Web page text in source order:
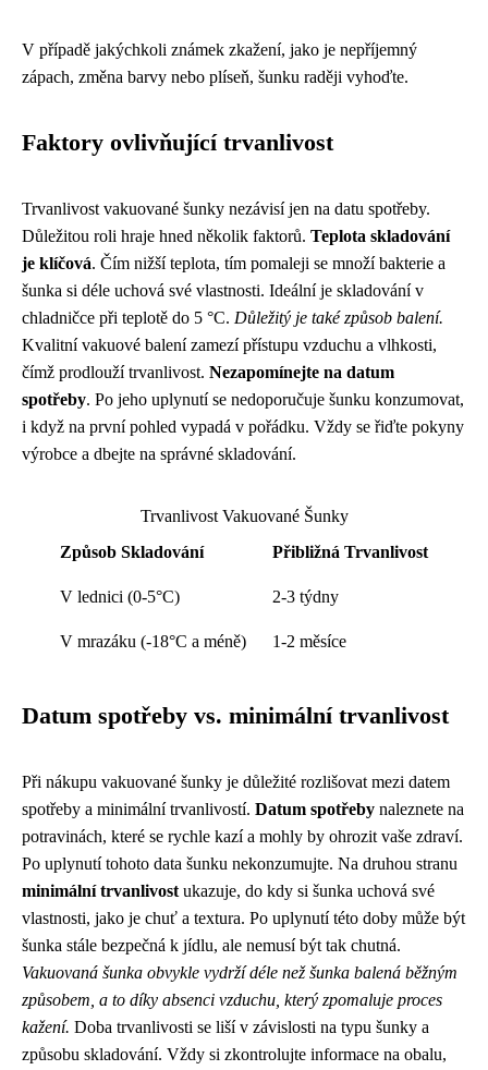
V případě jakýchkoli známek zkažení, jako je nepříjemný
zápach, změna barvy nebo plíseň, šunku raději vyhoďte.
Faktory ovlivňující trvanlivost
Trvanlivost vakuované šunky nezávisí jen na datu spotřeby.
Důležitou roli hraje hned několik faktorů. Teplota skladování
je klíčová. Čím nižší teplota, tím pomaleji se množí bakterie a
šunka si déle uchová své vlastnosti. Ideální je skladování v
chladničce při teplotě do 5 °C. Důležitý je také způsob balení.
Kvalitní vakuové balení zamezí přístupu vzduchu a vlhkosti,
čímž prodlouží trvanlivost. Nezapomínejte na datum
spotřeby. Po jeho uplynutí se nedoporučuje šunku konzumovat,
i když na první pohled vypadá v pořádku. Vždy se řiďte pokyny
výrobce a dbejte na správné skladování.
Trvanlivost Vakuované Šunky
Způsob Skladování
Přibližná Trvanlivost
V lednici (0-5°C) 2-3 týdny
V mrazáku (-18°C a méně) 1-2 měsíce
Datum spotřeby vs. minimální trvanlivost
Při nákupu vakuované šunky je důležité rozlišovat mezi datem
spotřeby a minimální trvanlivostí. Datum spotřeby naleznete na
potravinách, které se rychle kazí a mohly by ohrozit vaše zdraví.
Po uplynutí tohoto data šunku nekonzumujte. Na druhou stranu
minimální trvanlivost ukazuje, do kdy si šunka uchová své
vlastnosti, jako je chuť a textura. Po uplynutí této doby může být
šunka stále bezpečná k jídlu, ale nemusí být tak chutná.
Vakuovaná šunka obvykle vydrží déle než šunka balená běžným
způsobem, a to díky absenci vzduchu, který zpomaluje proces
kažení. Doba trvanlivosti se liší v závislosti na typu šunky a
způsobu skladování. Vždy si zkontrolujte informace na obalu,